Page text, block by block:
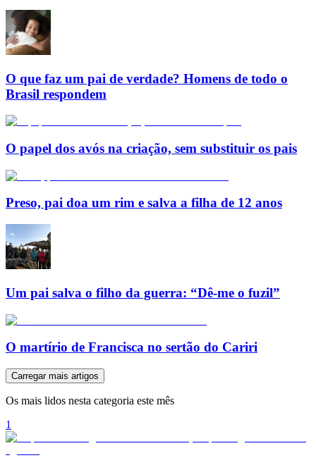
O que faz um pai de verdade? Homens de todo o
Brasil respondem
O papel dos avós na criação, sem substituir os pais
Preso, pai doa um rim e salva a filha de 12 anos
Um pai salva o filho da guerra: “Dê-me o fuzil”
O martírio de Francisca no sertão do Cariri
Carregar mais artigos
Os mais lidos nesta categoria este mês
1